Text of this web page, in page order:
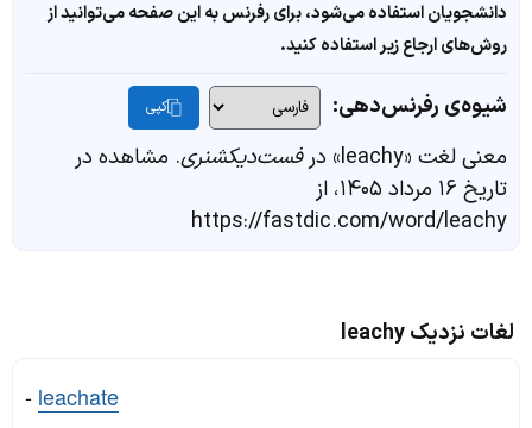
دانشجویان استفاده می‌شود، برای رفرنس به این صفحه می‌توانید از
روش‌های ارجاع زیر استفاده کنید.
شیوه‌ی رفرنس‌دهی: کپی
معنی لغت «leachy» در فست‌دیکشنری. مشاهده در
تاریخ ۱۶ مرداد ۱۴۰۵، از
https://fastdic.com/word/leachy
لغات نزدیک leachy
- leachate